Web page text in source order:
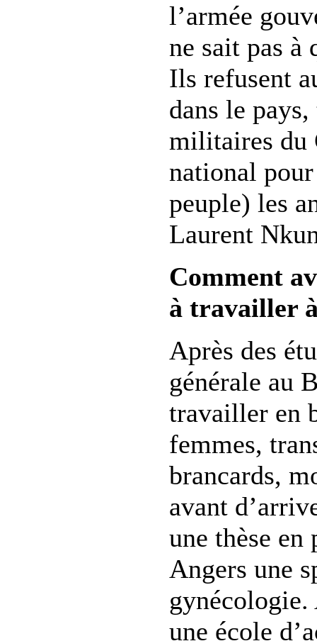
l’armée
ne sait pas
Ils refusent
dans le
militaires du
national
peuple) les
Laurent
Comment
à travailler
Après des
générale au
travailler en
femmes,
brancards,
avant
une thèse
Angers une
gynécologie.
une école